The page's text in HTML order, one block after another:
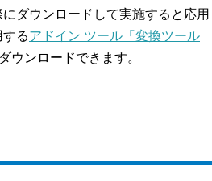
ダウンロードして実施すると応用
るアドイン ツール「変換ツール
ウンロードできます。